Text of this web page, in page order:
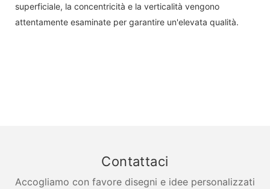
superficiale, la concentricità e la verticalità vengono
attentamente esaminate per garantire un'elevata qualità.
Contattaci
Accogliamo con favore disegni e idee personalizzati